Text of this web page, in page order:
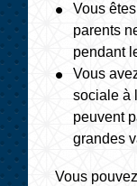
Vous
parents
pendant
Vous
sociale à
peuvent
grandes
Vous